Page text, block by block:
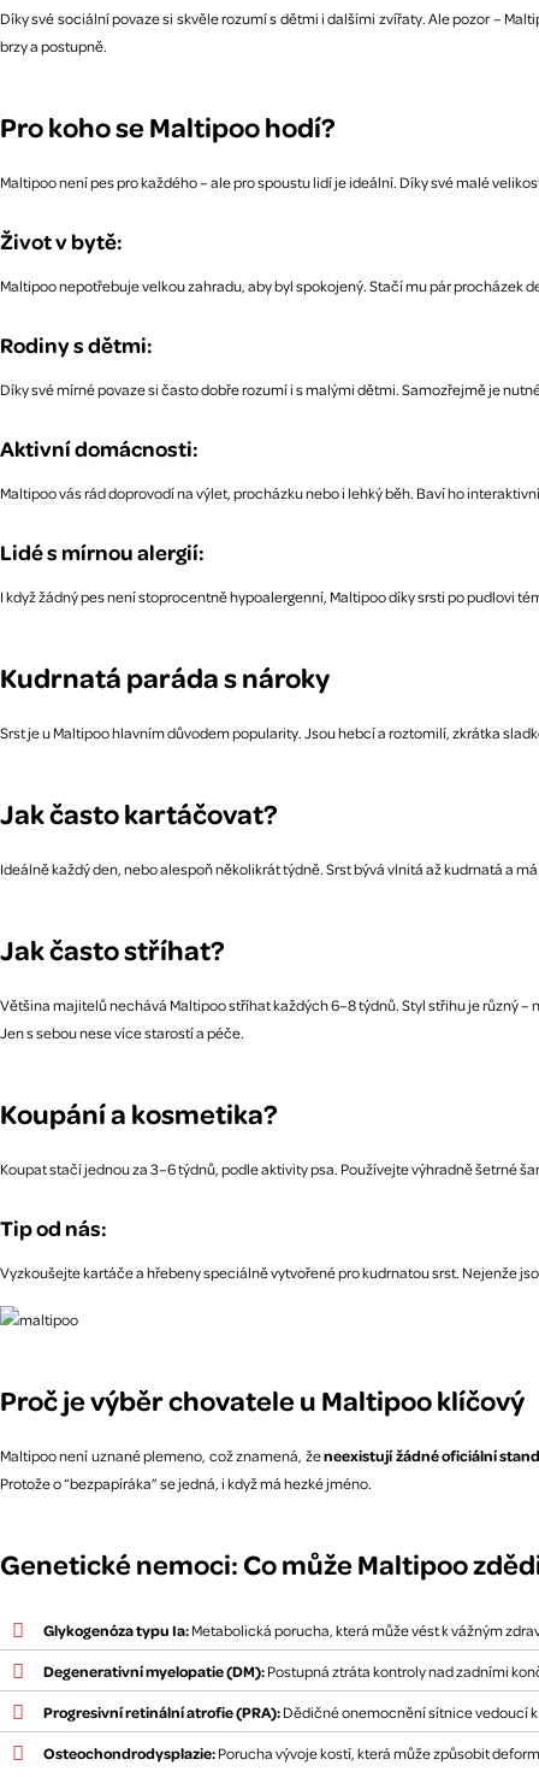
Díky své sociální povaze si skvěle rozumí s dětmi i dalšími zvířaty. Ale pozor –
brzy a postupně.
Pro koho se Maltipoo hodí?
Maltipoo není pes pro každého – ale pro spoustu lidí je ideální. Díky své malé
Život v bytě:
Maltipoo nepotřebuje velkou zahradu, aby byl spokojený. Stačí mu pár procházek
Rodiny s dětmi:
Díky své mírné povaze si často dobře rozumí i s malými dětmi. Samozřejmě je
Aktivní domácnosti:
Maltipoo vás rád doprovodí na výlet, procházku nebo i lehký běh. Baví ho
Lidé s mírnou alergií:
I když žádný pes není stoprocentně hypoalergenní, Maltipoo díky srsti po pudlovi
Kudrnatá paráda s nároky
Srst je u Maltipoo hlavním důvodem popularity. Jsou hebcí a roztomilí, zkrátka
Jak často kartáčovat?
Ideálně každý den, nebo alespoň několikrát týdně. Srst bývá vlnitá až kudrnatá a
Jak často stříhat?
Většina majitelů nechává Maltipoo stříhat každých 6–8 týdnů. Styl střihu je různý
Jen s sebou nese více starostí a péče.
Koupání a kosmetika?
Koupat stačí jednou za 3–6 týdnů, podle aktivity psa. Používejte výhradně šetrné
Tip od nás:
Vyzkoušejte kartáče a hřebeny speciálně vytvořené pro kudrnatou srst. Nejenže
Proč je výběr chovatele u Maltipoo klíčový
Maltipoo není uznané plemeno, což znamená, ženeexistují žádné oficiální
Protože o “bezpapíráka” se jedná, i když má hezké jméno.
Genetické nemoci: Co může Maltipoo
Glykogenóza typu Ia:Metabolická porucha, která může vést k vážným
Degenerativní myelopatie (DM):Postupná ztráta kontroly nad zadními
Progresivní retinální atrofie (PRA):Dědičné onemocnění sítnice vedoucí
Osteochondrodysplazie:Porucha vývoje kostí, která může způsobit